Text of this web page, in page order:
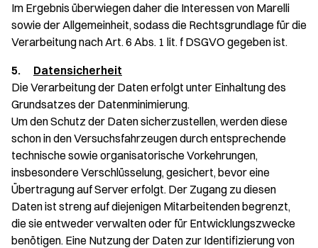
Im Ergebnis überwiegen daher die Interessen von Marelli
sowie der Allgemeinheit, sodass die Rechtsgrundlage für die
Verarbeitung nach Art. 6 Abs. 1 lit. f DSGVO gegeben ist.
5. Datensicherheit
Die Verarbeitung der Daten erfolgt unter Einhaltung des
Grundsatzes der Datenminimierung.
Um den Schutz der Daten sicherzustellen, werden diese
schon in den Versuchsfahrzeugen durch entsprechende
technische sowie organisatorische Vorkehrungen,
insbesondere Verschlüsselung, gesichert, bevor eine
Übertragung auf Server erfolgt. Der Zugang zu diesen
Daten ist streng auf diejenigen Mitarbeitenden begrenzt,
die sie entweder verwalten oder für Entwicklungszwecke
benötigen. Eine Nutzung der Daten zur Identifizierung von